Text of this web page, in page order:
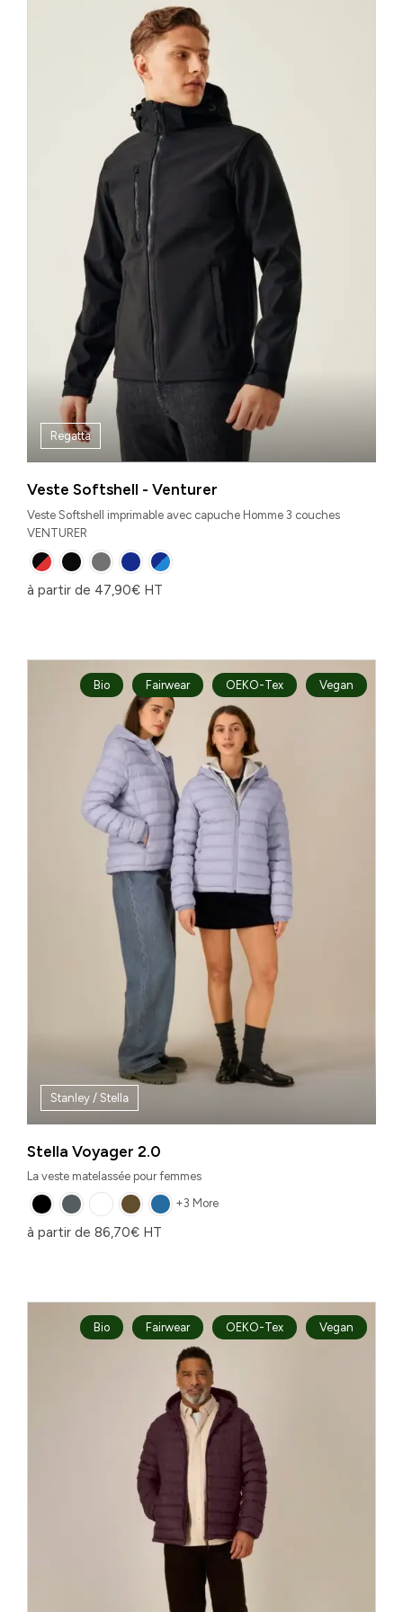
Regatta
Veste Softshell - Venturer
Veste Softshell imprimable avec capuche Homme 3 couches
VENTURER
à partir de 47,90€ HT
Bio Fairwear OEKO-Tex Vegan
Stanley / Stella
Stella Voyager 2.0
La veste matelassée pour femmes
+3 More
à partir de 86,70€ HT
Bio Fairwear OEKO-Tex Vegan